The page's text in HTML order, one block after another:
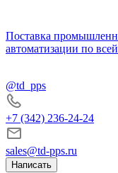
Поставка
автоматизации по
@td_pps
+7 (342) 236-24-24
sales@td-pps.ru
Написать